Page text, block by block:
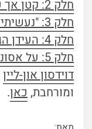
חלק 2: קטן אך עוצמתי.
חלק 3: "נעשיתי המוות, מחריב העולמות".
חלק 4: העידן הגרעיני.
חלק 5: על אסונות גרעיניים, ישראל ואיראן
דוידסון און-ליין
ומורחבת, כאן.